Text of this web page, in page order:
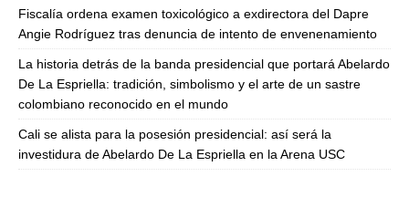
Fiscalía ordena examen toxicológico a exdirectora del Dapre
Angie Rodríguez tras denuncia de intento de envenenamiento
La historia detrás de la banda presidencial que portará Abelardo
De La Espriella: tradición, simbolismo y el arte de un sastre
colombiano reconocido en el mundo
Cali se alista para la posesión presidencial: así será la
investidura de Abelardo De La Espriella en la Arena USC